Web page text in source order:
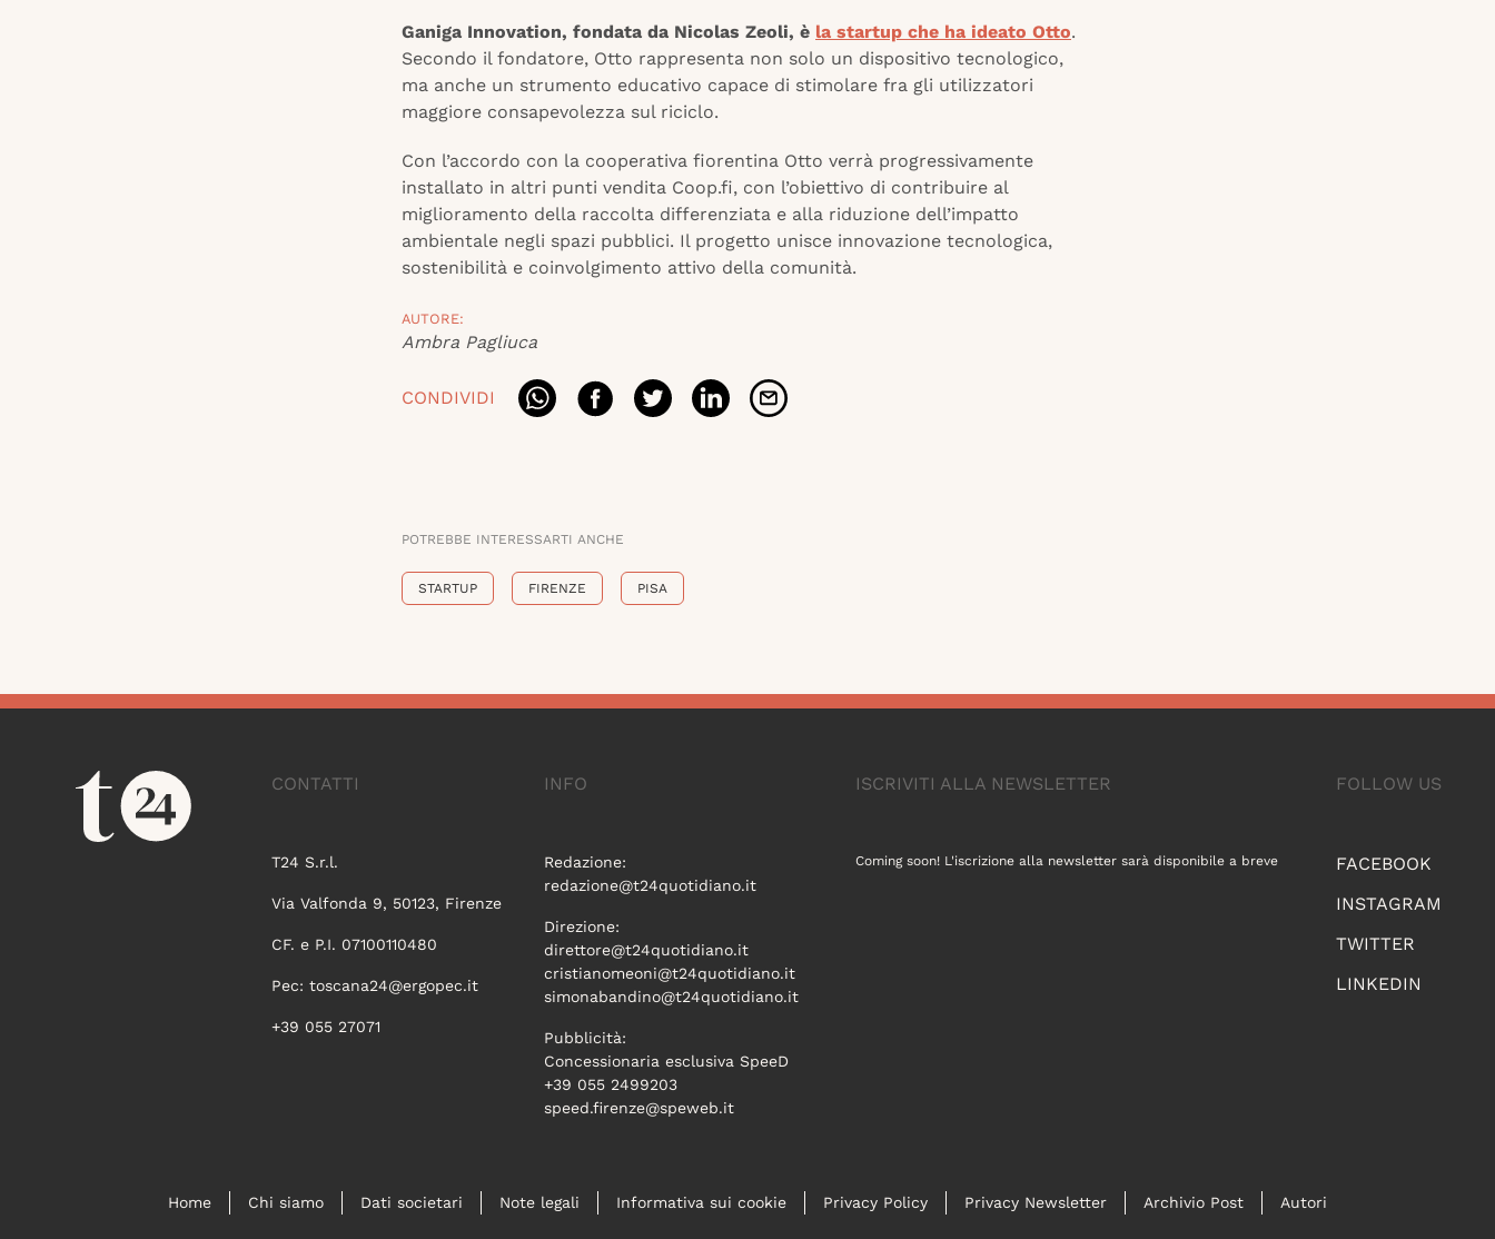
Ganiga Innovation, fondata da Nicolas Zeoli, è la startup che ha ideato Otto.
Secondo il fondatore, Otto rappresenta non solo un dispositivo tecnologico,
ma anche un strumento educativo capace di stimolare fra gli utilizzatori
maggiore consapevolezza sul riciclo.
Con l’accordo con la cooperativa fiorentina Otto verrà progressivamente
installato in altri punti vendita Coop.fi, con l’obiettivo di contribuire al
miglioramento della raccolta differenziata e alla riduzione dell’impatto
ambientale negli spazi pubblici. Il progetto unisce innovazione tecnologica,
sostenibilità e coinvolgimento attivo della comunità.
AUTORE:
Ambra Pagliuca
CONDIVIDI
POTREBBE INTERESSARTI ANCHE
STARTUP FIRENZE PISA
CONTATTI
T24 S.r.l.
Via Valfonda 9, 50123, Firenze
CF. e P.I. 07100110480
Pec: toscana24@ergopec.it
+39 055 27071
INFO
Redazione:
redazione@t24quotidiano.it
Direzione:
direttore@t24quotidiano.it
cristianomeoni@t24quotidiano.it
simonabandino@t24quotidiano.it
Pubblicità:
Concessionaria esclusiva SpeeD
+39 055 2499203
speed.firenze@speweb.it
FOLLOW US
FACEBOOK
INSTAGRAM
TWITTER
LINKEDIN
ISCRIVITI ALLA NEWSLETTER
Coming soon! L'iscrizione alla newsletter sarà disponibile a breve
Home Chi siamo Dati societari Note legali Informativa sui cookie Privacy Policy Privacy Newsletter Archivio Post Autori